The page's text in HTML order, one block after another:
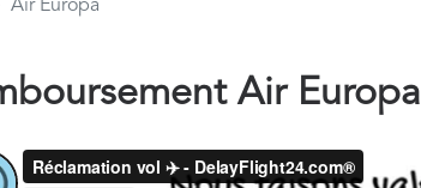
Air Europa
Air Europa